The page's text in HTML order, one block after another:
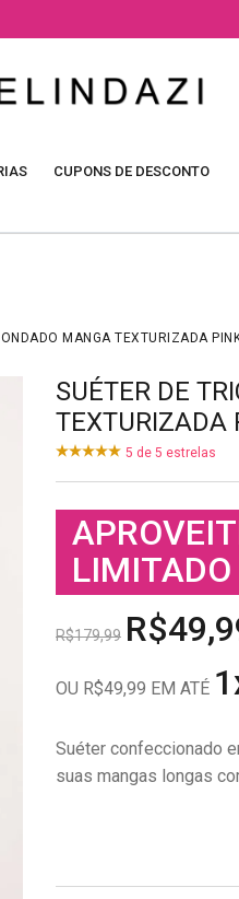
CUPONS DE DESCONTO
MANGA TEXTURIZADA
SUÉTER DE
TEXTURIZADA
5 de 5 estrelas
LIMITADO
R$179,99
OU R$49,99 EM ATÉ
Suéter confeccionado
suas mangas longas